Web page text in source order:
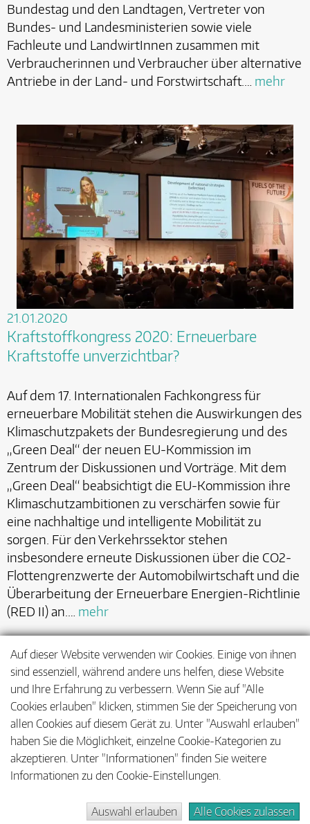
Bundestag und den Landtagen, Vertreter von
Bundes- und Landesministerien sowie viele
Fachleute und LandwirtInnen zusammen mit
Verbraucherinnen und Verbraucher über alternative
Antriebe in der Land- und Forstwirtschaft.… mehr
21.01.2020
Kraftstoffkongress 2020: Erneuerbare
Kraftstoffe unverzichtbar?
Auf dem 17. Internationalen Fachkongress für
erneuerbare Mobilität stehen die Auswirkungen des
Klimaschutzpakets der Bundesregierung und des
„Green Deal“ der neuen EU-Kommission im
Zentrum der Diskussionen und Vorträge. Mit dem
„Green Deal“ beabsichtigt die EU-Kommission ihre
Klimaschutzambitionen zu verschärfen sowie für
eine nachhaltige und intelligente Mobilität zu
sorgen. Für den Verkehrssektor stehen
insbesondere erneute Diskussionen über die CO2-
Flottengrenzwerte der Automobilwirtschaft und die
Überarbeitung der Erneuerbare Energien-Richtlinie
(RED II) an.… mehr
1 …
>
Auf dieser Website verwenden wir Cookies. Einige von ihnen
sind essenziell, während andere uns helfen, diese Website
und Ihre Erfahrung zu verbessern. Wenn Sie auf "Alle
Cookies erlauben" klicken, stimmen Sie der Speicherung von
allen Cookies auf diesem Gerät zu. Unter "Auswahl erlauben"
haben Sie die Möglichkeit, einzelne Cookie-Kategorien zu
akzeptieren. Unter "Informationen" finden Sie weitere
Informationen zu den Cookie-Einstellungen.
Auswahl erlauben Alle Cookies zulassen